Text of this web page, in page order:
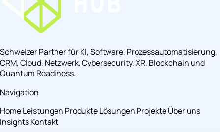
Schweizer Partner für KI, Software, Prozessautomatisierung,
CRM, Cloud, Netzwerk, Cybersecurity, XR, Blockchain und
Quantum Readiness.
Navigation
HomeLeistungen ProdukteLösungen ProjekteÜber uns
InsightsKontakt